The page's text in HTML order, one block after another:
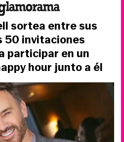
sortea entre sus
50 invitaciones
participar en un
hour junto a él